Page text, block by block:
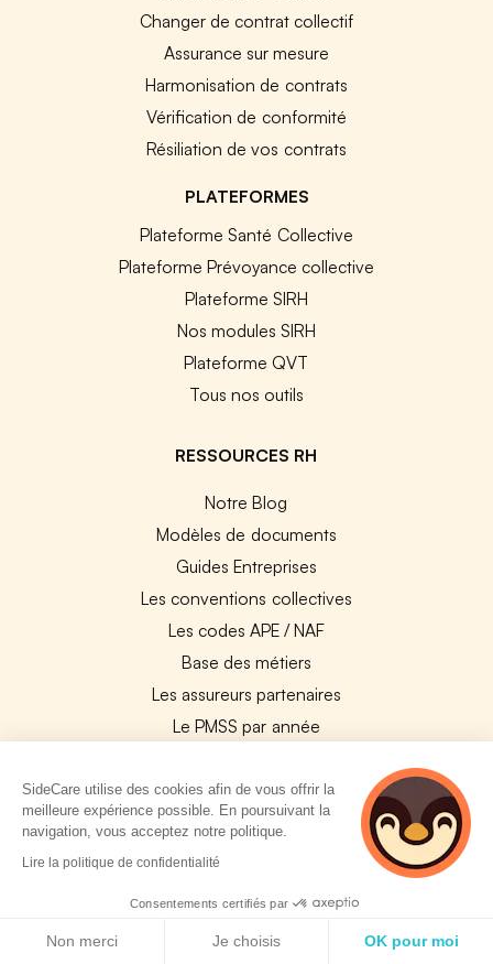
Changer de contrat collectif
Assurance sur mesure
Harmonisation de contrats
Vérification de conformité
Résiliation de vos contrats
PLATEFORMES
Plateforme Santé Collective
Plateforme Prévoyance collective
Plateforme SIRH
Nos modules SIRH
Plateforme QVT
Tous nos outils
RESSOURCES RH
Notre Blog
Modèles de documents
Guides Entreprises
Les conventions collectives
Les codes APE / NAF
Base des métiers
Les assureurs partenaires
Le PMSS par année
Les codes CCAM
Les OPCO
Tops assurances par secteur
Boîte à outils santé
Les garanties des assurances entreprises
SideCare utilise des cookies afin de vous offrir la
meilleure expérience possible. En poursuivant la
navigation, vous acceptez notre politique.
Lire la politique de confidentialité
Consentements certifiés par
Non merci Je choisis OK pour moi
5 personnes
consultent
actuellement cette